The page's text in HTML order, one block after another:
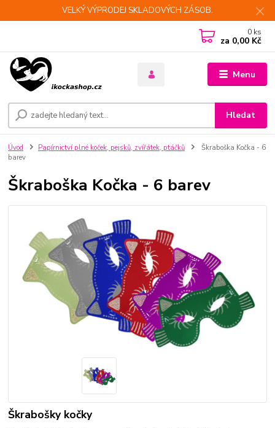
VELKÝ VÝPRODEJ SKLADOVÝCH ZÁSOB.
Menu
Hledat
0 ks
za 0,00 Kč
Úvod Papírnictví plné koček, pejsků, zvířátek, ptáčků
Škraboška Kočka - 6
barev
Škraboška Kočka - 6 barev
Škrabošky kočky